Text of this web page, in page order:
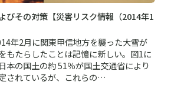
びその対策【災害リスク情報（2014年1
年2月に関東甲信地方を襲った大雪が
もたらしたことは記憶に新しい。図1に
本の国土の約 51％が国土交通省により
されているが、これらの…